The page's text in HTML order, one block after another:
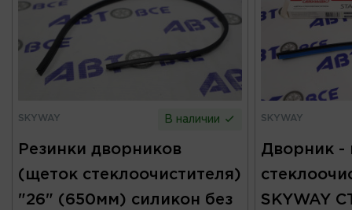
SKYWAY В наличии
Резинки дворников
(щеток стеклоочистителя)
"26" (650мм) силикон без
SKYWAY
Дворник -
SKYWAY